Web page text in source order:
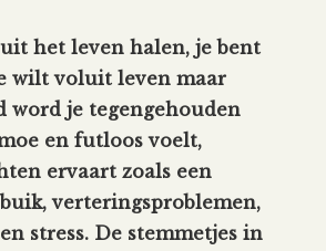
het leven halen, je bent
wilt voluit leven maar
word je tegengehouden
en futloos voelt,
ervaart zoals een
verteringsproblemen,
stress. De stemmetjes in